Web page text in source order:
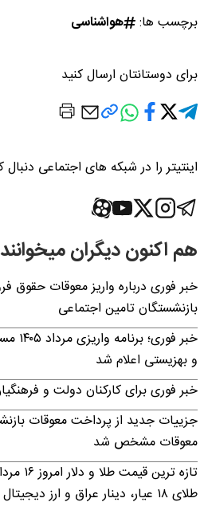
برچسب ها: هواشناسی
برای دوستانتان ارسال کنید
اینتیتر را در شبکه های اجتماعی دنبال
هم اکنون دیگران میخوانند
خبر فوری درباره واریز معوقات حقوق
بازنشستگان تامین اجتماعی
خبر
و بهزیستی اعلام شد
خبر فوری برای کارکنان دولت و فرهنگیان
جزییات جدید از پرداخت معوقات
معوقات مشخص شد
طلای ۱۸ عیار، دینار عراق و ارز دیجیتال +جدول (آنلاین)